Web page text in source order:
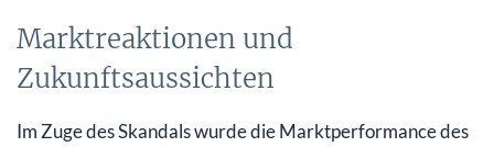
Marktreaktionen und
Zukunftsaussichten
Im Zuge des Skandals wurde die Marktperformance des